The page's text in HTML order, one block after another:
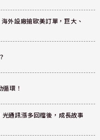
外設廠搶歐美訂單，巨大、
環！
通訊漲多回檔後，成長故事